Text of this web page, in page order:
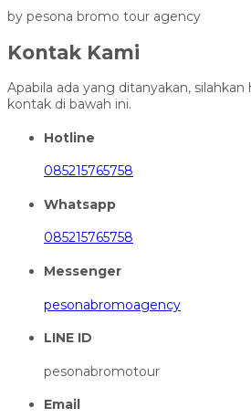
by pesona bromo tour agency
Kontak Kami
Apabila ada yang ditanyakan,
kontak di bawah ini.
Hotline
085215765758
Whatsapp
085215765758
Messenger
pesonabromoagency
LINE ID
pesonabromotour
Email